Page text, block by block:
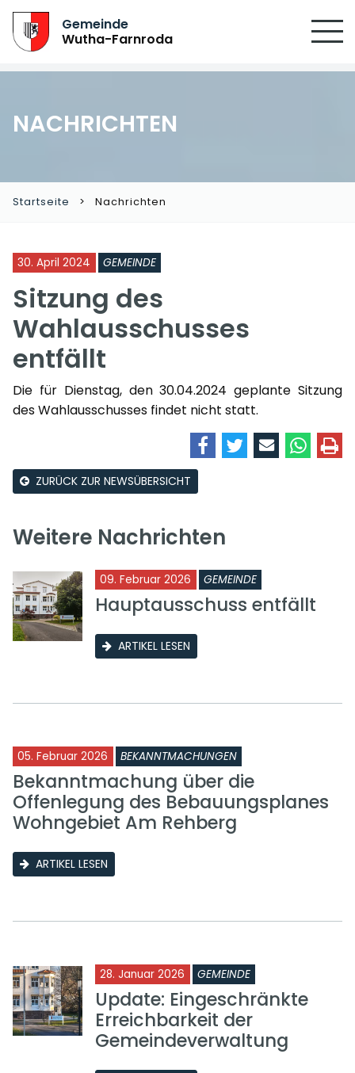
Gemeinde
Wutha-Farnroda
NACHRICHTEN
Startseite Nachrichten
30. April 2024 GEMEINDE
Sitzung des
Wahlausschusses
entfällt
Die für Dienstag, den 30.04.2024 geplante Sitzung
des Wahlausschusses findet nicht statt.
ZURÜCK ZUR NEWSÜBERSICHT
Weitere Nachrichten
09. Februar 2026 GEMEINDE
Hauptausschuss entfällt
ARTIKEL LESEN
05. Februar 2026 BEKANNTMACHUNGEN
Bekanntmachung über die
Offenlegung des Bebauungsplanes
Wohngebiet Am Rehberg
ARTIKEL LESEN
28. Januar 2026 GEMEINDE
Update: Eingeschränkte
Erreichbarkeit der
Gemeindeverwaltung